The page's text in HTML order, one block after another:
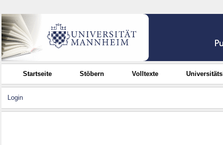
Startseite Stöbern Volltexte
Login